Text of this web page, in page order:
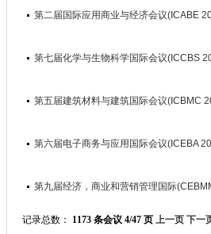
第二届国际应用商业与经济会议(ICABE
第七届化学与生物科学国际会议(ICCBS
第五届建筑材料与建筑国际会议(ICBMC
第六届电子商务与应用国际会议(ICEBA
第九届经济，商业和营销管理国际
记录总数： 1173 条会议 4/47 页 上一页 下一